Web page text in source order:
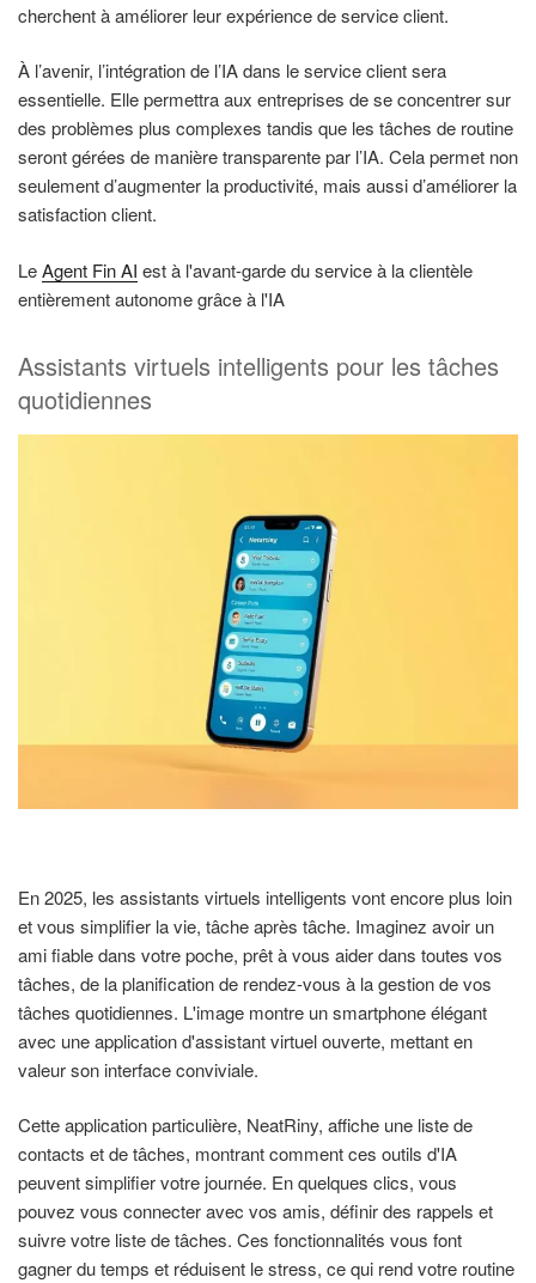
cherchent à améliorer leur expérience de service client.
À l’avenir, l’intégration de l’IA dans le service client sera
essentielle. Elle permettra aux entreprises de se concentrer sur
des problèmes plus complexes tandis que les tâches de routine
seront gérées de manière transparente par l’IA. Cela permet non
seulement d’augmenter la productivité, mais aussi d’améliorer la
satisfaction client.
LeAgent Fin AI est à l'avant-garde du service à la clientèle
entièrement autonome grâce à l'IA
Assistants virtuels intelligents pour les tâches
quotidiennes
En 2025, les assistants virtuels intelligents vont encore plus loin
et vous simplifier la vie, tâche après tâche. Imaginez avoir un
ami fiable dans votre poche, prêt à vous aider dans toutes vos
tâches, de la planification de rendez-vous à la gestion de vos
tâches quotidiennes. L'image montre un smartphone élégant
avec une application d'assistant virtuel ouverte, mettant en
valeur son interface conviviale.
Cette application particulière, NeatRiny, affiche une liste de
contacts et de tâches, montrant comment ces outils d'IA
peuvent simplifier votre journée. En quelques clics, vous
pouvez vous connecter avec vos amis, définir des rappels et
suivre votre liste de tâches. Ces fonctionnalités vous font
gagner du temps et réduisent le stress, ce qui rend votre routine